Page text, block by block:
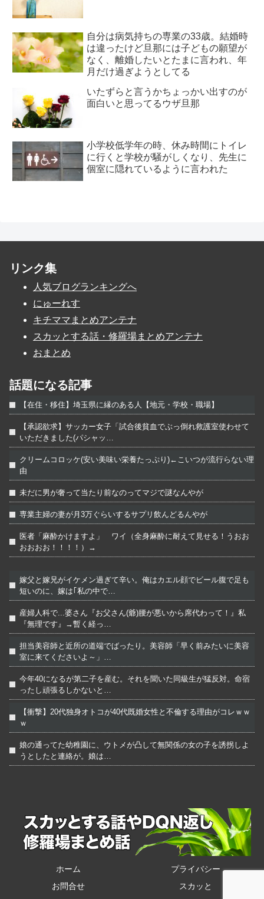
自分は病気持ちの専業の33歳。結婚時
は違ったけど旦那には子どもの願望が
なく、離婚したいとたまに言われ、年
月だけ過ぎようとしてる
いたずらと言うかちょっかい出すのが
面白いと思ってるウザ旦那
小学校低学年の時、休み時間にトイレ
に行くと学校が騒がしくなり、先生に
個室に隠れているように言われた
リンク集
人気ブログランキングへ
にゅーれす
キチママまとめアンテナ
スカッとする話・修羅場まとめアンテナ
おまとめ
話題になる記事
【在住・移住】埼玉県に縁のある人【地元・学校・職場】
【承認欲求】サッカー女子「試合後貧血でぶっ倒れ救護室使わせて
いただきました(パシャッ…
クリームコロッケ(安い美味い栄養たっぷり)←こいつが流行らない理
由
未だに男が奢って当たり前なのってマジで謎なんやが
専業主婦の妻が月3万ぐらいするサプリ飲んどるんやが
医者「麻酔かけますよ」 ワイ（全身麻酔に耐えて見せる！うおお
おおおお！！！！）→
嫁父と嫁兄がイケメン過ぎて辛い。俺はカエル顔でビール腹で足も
短いのに、嫁は｢私の中で…
産婦人科で...婆さん『お父さん(爺)腰が悪いから席代わって！』私
『無理です』→暫く経っ…
担当美容師と近所の道端でばったり。美容師「早く前みたいに美容
室に来てくださいよ～」…
今年40になるが第二子を産む。それを聞いた同級生が猛反対。命宿
ったし頑張るしかないと…
【衝撃】20代独身オトコが40代既婚女性と不倫する理由がコレｗｗ
ｗ
娘の通ってた幼稚園に、ウトメが凸して無関係の女の子を誘拐しよ
うとしたと連絡が。娘は…
ホーム
プライバシー
お問合せ
スカッと